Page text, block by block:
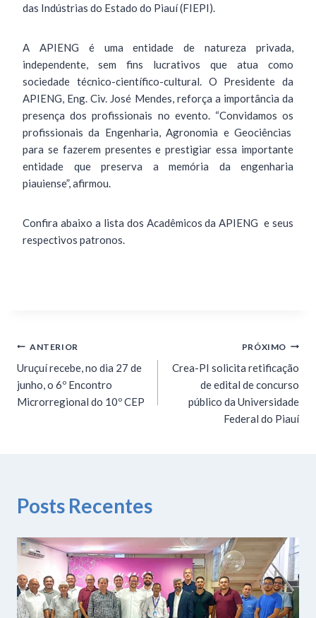
das Indústrias do Estado do Piauí (FIEPI).
A APIENG é uma entidade de natureza privada,
independente, sem fins lucrativos que atua como
sociedade técnico-científico-cultural. O Presidente da
APIENG, Eng. Civ. José Mendes, reforça a importância da
presença dos profissionais no evento. “Convidamos os
profissionais da Engenharia, Agronomia e Geociências
para se fazerem presentes e prestigiar essa importante
entidade que preserva a memória da engenharia
piauiense”, afirmou.
Confira abaixo a lista dos Acadêmicos da APIENG e seus
respectivos patronos.
ANTERIOR
Uruçuí recebe, no dia 27 de
junho, o 6º Encontro
Microrregional do 10º CEP
PRÓXIMO
Crea-PI solicita retificação
de edital de concurso
público da Universidade
Federal do Piauí
Posts Recentes